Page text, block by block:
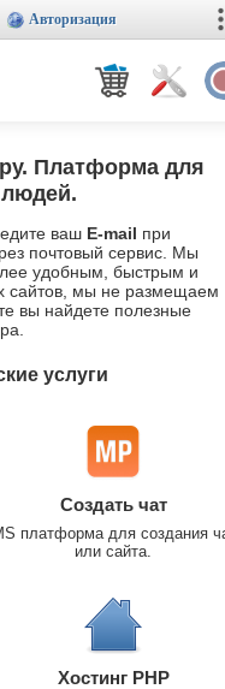
Авторизация
Платформа для
людей.
ваш E-mail при
почтовый сервис. Мы
удобным, быстрым и
сайтов, мы не размещаем
вы найдете полезные
услуги
Создать чат
платформа для создания
или сайта.
Хостинг PHP